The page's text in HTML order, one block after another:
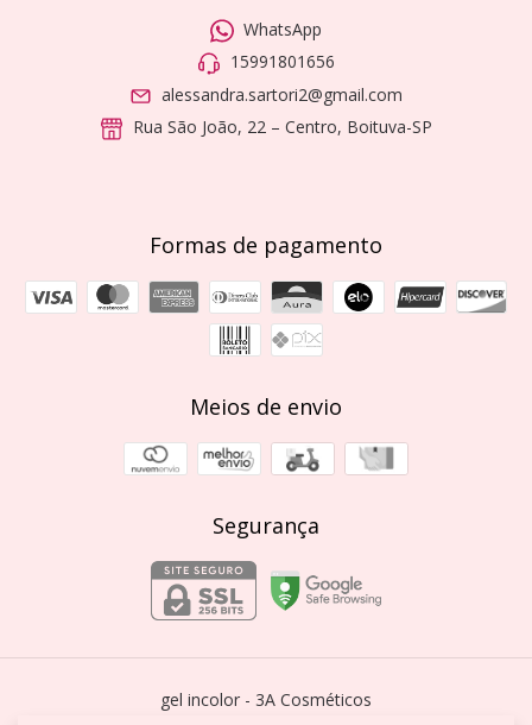
WhatsApp
15991801656
alessandra.sartori2@gmail.com
Rua São João, 22 – Centro, Boituva-SP
Formas de pagamento
Meios de envio
Segurança
gel incolor - 3A Cosméticos